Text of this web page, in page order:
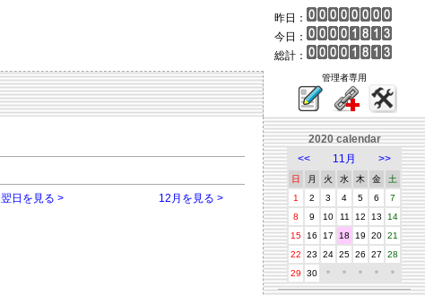
昨日：
今日：
総計：
管理者専用
翌日を見る > 12月を見る >
2020 calendar
<<
11月 >>
日 月 火 水 木 金
土
1
2 3 4 5 6
7
8
9 10 11 12 13
14
15
16 17 18 19 20 21
22
23 24 25 26 27
28
29
30 ＊ ＊ ＊ ＊ ＊